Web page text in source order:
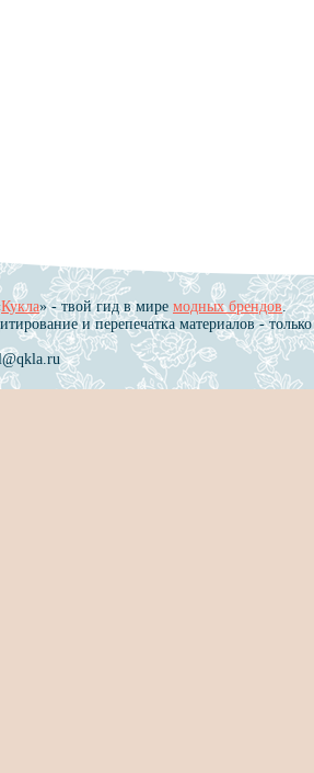
Кукла» - твой гид в мире модных брендов.
и перепечатка материалов - только